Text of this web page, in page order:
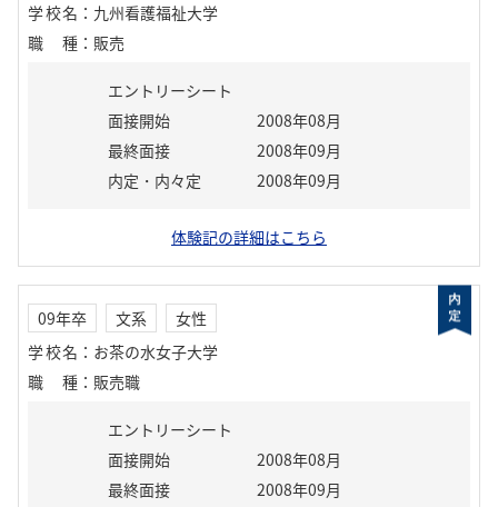
学校名 ： 九州看護福祉大学
職種 ： 販売
エントリーシート
面接開始
2008年08月
最終面接
2008年09月
内定・内々定
2008年09月
体験記の詳細はこちら
09年卒 文系
女性
学校名 ： お茶の水女子大学
職種 ： 販売職
エントリーシート
面接開始
2008年08月
最終面接
2008年09月